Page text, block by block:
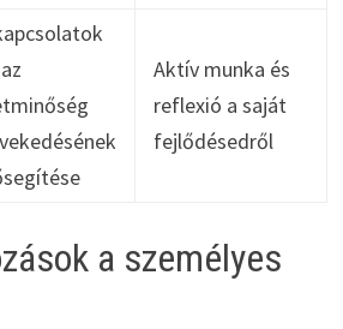
Aktív munka és
reflexió a saját
fejlődésedről
a személyes